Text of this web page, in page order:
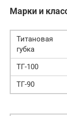
Марки и
Титановая
губка
ТГ-100
ТГ-90